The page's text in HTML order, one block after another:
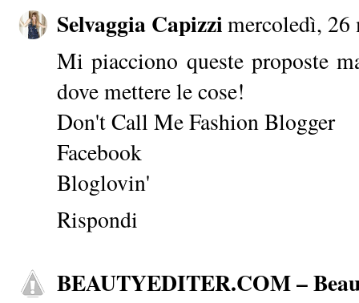
Selvaggia Capizzimercoledì, 26
Mi piacciono queste proposte
dove mettere le cose!
Don't Call Me Fashion Blogger
Facebook
Bloglovin'
Rispondi
BEAUTYEDITER.COM –